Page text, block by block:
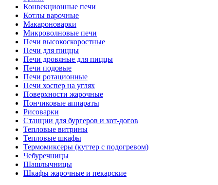
Конвекционные печи
Котлы варочные
Макароноварки
Микроволновые печи
Печи высокоскоростные
Печи для пиццы
Печи дровяные для пиццы
Печи подовые
Печи ротационные
Печи хоспер на углях
Поверхности жарочные
Пончиковые аппараты
Рисоварки
Станции для бургеров и хот-догов
Тепловые витрины
Тепловые шкафы
Термомиксеры (куттер с подогревом)
Чебуречницы
Шашлычницы
Шкафы жарочные и пекарские